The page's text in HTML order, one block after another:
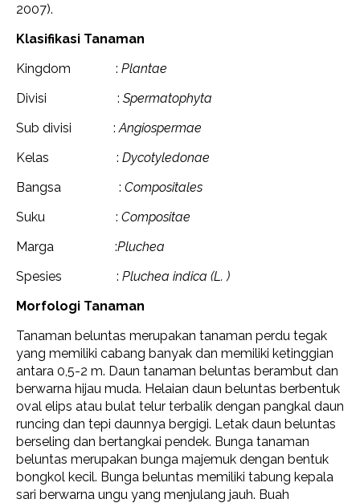
2007).
Klasifikasi Tanaman
Kingdom : Plantae
Divisi : Spermatophyta
Sub divisi : Angiospermae
Kelas : Dycotyledonae
Bangsa : Compositales
Suku : Compositae
Marga :Pluchea
Spesies : Pluchea indica (L. )
Morfologi Tanaman
Tanaman beluntas merupakan tanaman perdu tegak
yang memiliki cabang banyak dan memiliki ketinggian
antara 0,5-2 m. Daun tanaman beluntas berambut dan
berwarna hijau muda. Helaian daun beluntas berbentuk
oval elips atau bulat telur terbalik dengan pangkal daun
runcing dan tepi daunnya bergigi. Letak daun beluntas
berseling dan bertangkai pendek. Bunga tanaman
beluntas merupakan bunga majemuk dengan bentuk
bongkol kecil. Bunga beluntas memiliki tabung kepala
sari berwarna ungu yang menjulang jauh. Buah